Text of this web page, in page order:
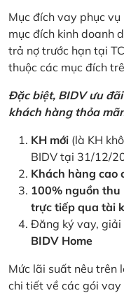
Mục đích vay phục
mục đích kinh doanh
trả nợ trước hạn tại
thuộc các mục đích
Đặc biệt, BIDV ưu
khách hàng thỏa
KH mới (là KH
BIDV tại 31/12/
Khách hàng cao
100% nguồn
trực tiếp qua tài
Đăng ký vay, giải
BIDV Home
Mức lãi suất nêu trên
chi tiết về các gói vay